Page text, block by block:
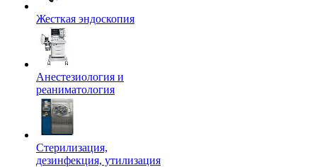
Жесткая эндоскопия
Анестезиология и
реаниматология
Стерилизация,
дезинфекция, утилизация